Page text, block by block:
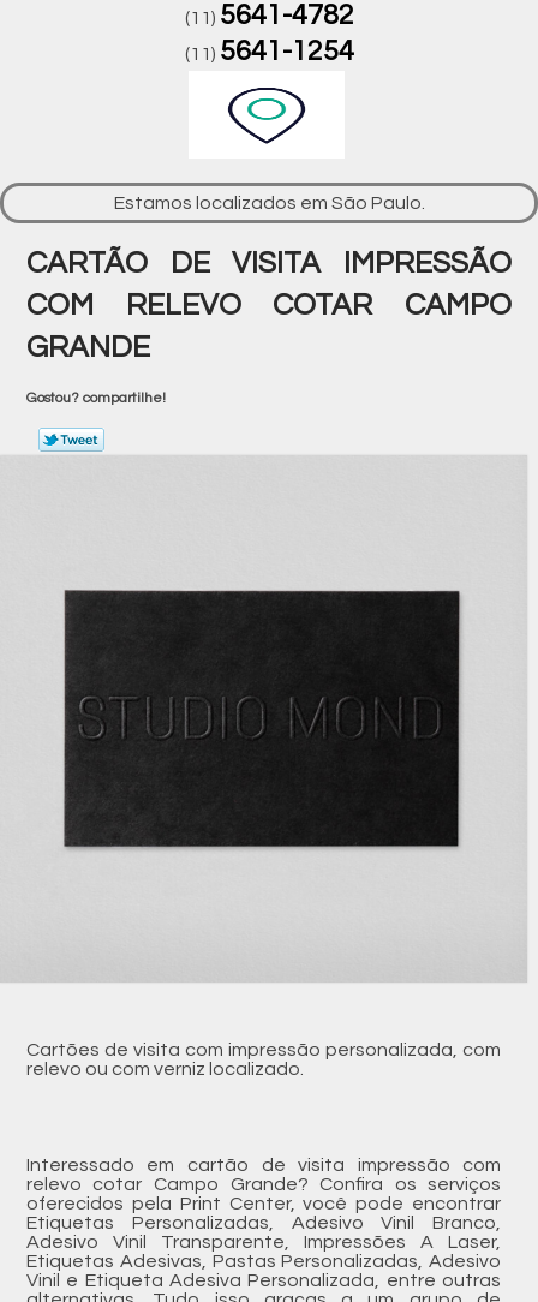
(11) 5641-4782
(11) 5641-1254
Estamos localizados em São Paulo.
CARTÃO DE VISITA IMPRESSÃO
COM RELEVO COTAR CAMPO
GRANDE
Gostou? compartilhe!
Cartões de visita com impressão personalizada, com
relevo ou com verniz localizado.
Interessado em cartão de visita impressão com
relevo cotar Campo Grande? Confira os serviços
oferecidos pela Print Center, você pode encontrar
Etiquetas Personalizadas, Adesivo Vinil Branco,
Adesivo Vinil Transparente, Impressões A Laser,
Etiquetas Adesivas, Pastas Personalizadas, Adesivo
Vinil e Etiqueta Adesiva Personalizada, entre outras